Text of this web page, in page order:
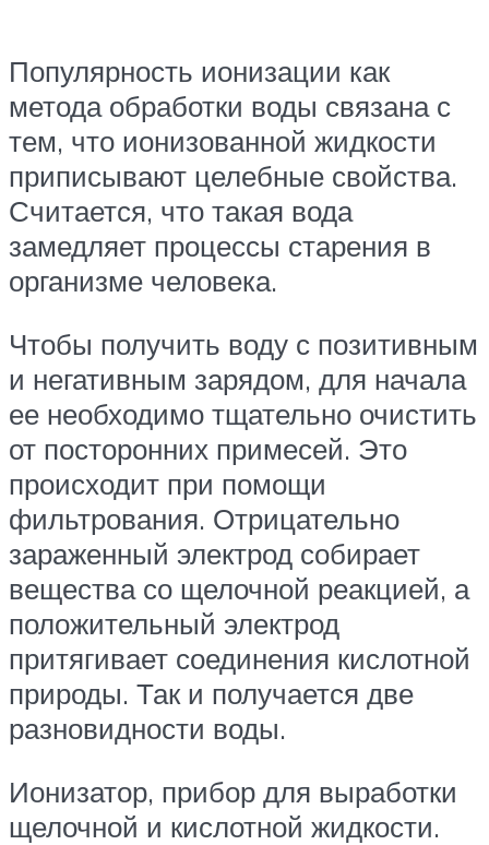
Популярность ионизации как
метода обработки воды связана с
тем, что ионизованной жидкости
приписывают целебные свойства.
Считается, что такая вода
замедляет процессы старения в
организме человека.
Чтобы получить воду с позитивным
и негативным зарядом, для начала
ее необходимо тщательно очистить
от посторонних примесей. Это
происходит при помощи
фильтрования. Отрицательно
зараженный электрод собирает
вещества со щелочной реакцией, а
положительный электрод
притягивает соединения кислотной
природы. Так и получается две
разновидности воды.
Ионизатор, прибор для выработки
щелочной и кислотной жидкости.